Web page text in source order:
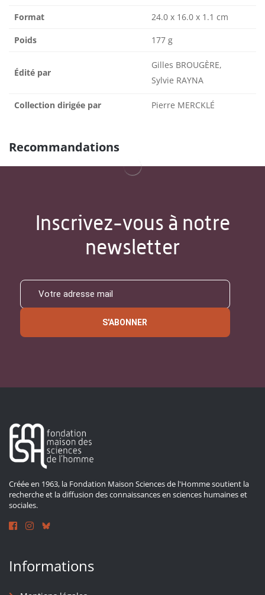
Format 24.0 x 16.0 x 1.1 cm
Poids 177 g
Édité par
Gilles BROUGÈRE,
Sylvie RAYNA
Collection dirigée par Pierre MERCKLÉ
Recommandations
Inscrivez-vous à notre
newsletter
S'ABONNER
Créée en 1963, la Fondation Maison Sciences de l'Homme soutient la
recherche et la diffusion des connaissances en sciences humaines et
sociales.
Informations